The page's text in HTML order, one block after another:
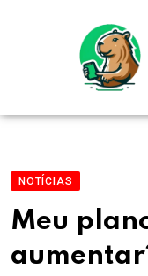
NOTÍCIAS
Meu